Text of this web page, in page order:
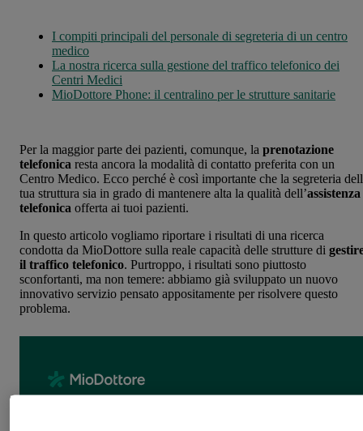
I compiti principali del personale di segreteria di un centro
medico
La nostra ricerca sulla gestione del traffico telefonico dei
Centri Medici
MioDottore Phone: il centralino per le strutture sanitarie
Per la maggior parte dei pazienti, comunque, la prenotazione
telefonica resta ancora la modalità di contatto preferita con un
Centro Medico. Ecco perché è così importante che la segreteria
tua struttura sia in grado di mantenere alta la qualità dell’assistenza
telefonica offerta ai tuoi pazienti.
In questo articolo vogliamo riportare i risultati di una ricerca
condotta da MioDottore sulla reale capacità delle strutture di
il traffico telefonico. Purtroppo, i risultati sono piuttosto
sconfortanti, ma non temere: abbiamo già sviluppato un nuovo
innovativo servizio pensato appositamente per risolvere questo
problema.